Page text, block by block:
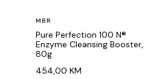
MBR
Pure Perfection 100 N®
Enzyme Cleansing Booster,
80g
454,00 KM